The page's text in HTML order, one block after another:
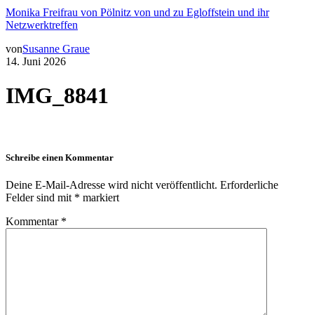
Monika Freifrau von Pölnitz von und zu Egloffstein und ihr
Netzwerktreffen
vonSusanne Graue
14. Juni 2026
IMG_8841
Schreibe einen Kommentar
Deine E-Mail-Adresse wird nicht veröffentlicht. Erforderliche
Felder sind mit * markiert
Kommentar *